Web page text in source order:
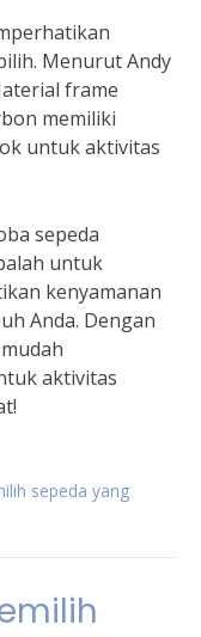
Menurut Andy
frame
memiliki
untuk aktivitas
sepeda
untuk
kenyamanan
Anda. Dengan
aktivitas
sepeda yang